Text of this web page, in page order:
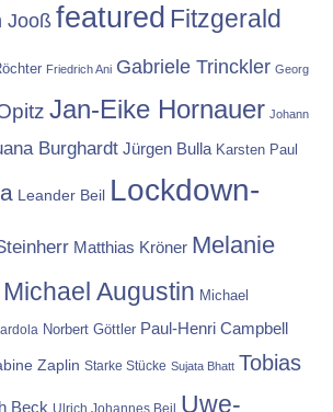
Jooßfeatured Fitzgerald
Friedrich Ani Gabriele Trinckler Georg
Jan-Eike Hornauer Johann
Burghardt Jürgen Bulla Karsten Paul
Leander Beil Lockdown-
Matthias Kröner Melanie
Michael Augustin Michael
Norbert Göttler Paul-Henri Campbell
Zaplin Starke Stücke Sujata Bhatt Tobias
Beck Ulrich Johannes Beil
Uwe-